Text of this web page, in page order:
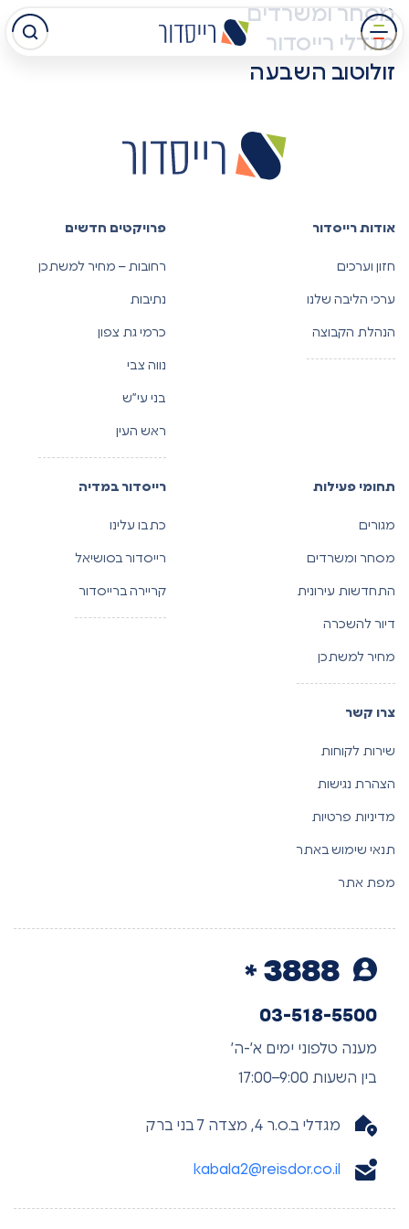
מעבר
לתוכן
המרכזי
מסחר ומשרדים
מגדלי רייסדור
זולוטוב השבעה
אודות רייסדור
חזון וערכים
ערכי הליבה שלנו
הנהלת הקבוצה
פרויקטים חדשים
רחובות – מחיר למשתכן
נתיבות
כרמי גת צפון
נווה צבי
בני עי”ש
ראש העין
תחומי פעילות
מגורים
מסחר ומשרדים
התחדשות עירונית
דיור להשכרה
מחיר למשתכן
רייסדור במדיה
כתבו עלינו
רייסדור בסושיאל
קריירה ברייסדור
צרו קשר
שירות לקוחות
הצהרת נגישות
מדיניות פרטיות
תנאי שימוש באתר
מפת אתר
03-518-5500
מענה טלפוני ימים א’-ה’
בין השעות 9:00–17:00
מגדלי ב.ס.ר 4, מצדה 7 בני ברק
kabala2@reisdor.co.il